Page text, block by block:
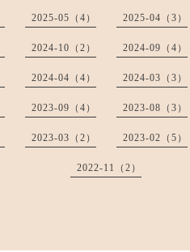
2025-05（4） 2025-04（3）
2024-10（2） 2024-09（4）
2024-04（4） 2024-03（3）
2023-09（4） 2023-08（3）
2023-03（2） 2023-02（5）
2022-11（2）